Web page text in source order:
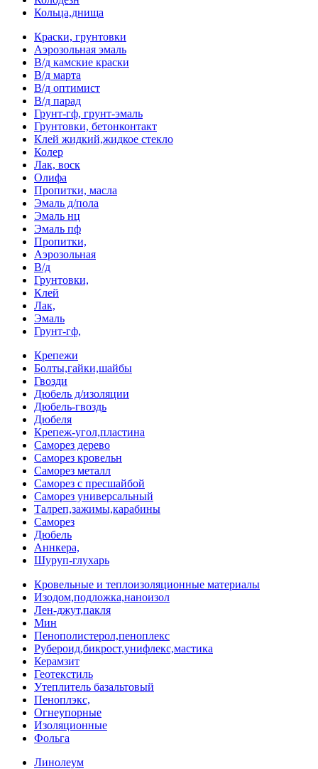
Кольца,днища
Краски, грунтовки
Аэрозольная эмаль
В/д камские краски
В/д марта
В/д оптимист
В/д парад
Грунт-гф, грунт-эмаль
Грунтовки, бетонконтакт
Клей жидкий,жидкое стекло
Колер
Лак, воск
Олифа
Пропитки, масла
Эмаль д/пола
Эмаль нц
Эмаль пф
Пропитки,
Аэрозольная
В/д
Грунтовки,
Клей
Лак,
Эмаль
Грунт-гф,
Крепежи
Болты,гайки,шайбы
Гвозди
Дюбель д/изоляции
Дюбель-гвоздь
Дюбеля
Крепеж-угол,пластина
Саморез дерево
Саморез кровельн
Саморез металл
Саморез с пресшайбой
Саморез универсальный
Талреп,зажимы,карабины
Саморез
Дюбель
Аннкера,
Шуруп-глухарь
Кровельные и теплоизоляционные материалы
Изодом,подложка,наноизол
Лен-джут,пакля
Мин
Пенополистерол,пеноплекс
Рубероид,бикрост,унифлекс,мастика
Керамзит
Геотекстиль
Утеплитель базальтовый
Пеноплэкс,
Огнеупорные
Изоляционные
Фольга
Линолеум